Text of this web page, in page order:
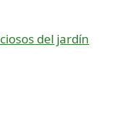
del jardín